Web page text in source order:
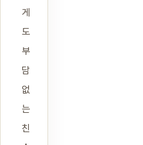
게
도
부
담
없
는
친